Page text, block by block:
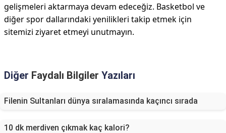
gelişmeleri aktarmaya devam edeceğiz. Basketbol ve
diğer spor dallarındaki yenilikleri takip etmek için
sitemizi ziyaret etmeyi unutmayın.
Diğer Faydalı Bilgiler Yazıları
Filenin Sultanları dünya sıralamasında kaçıncı sırada
10 dk merdiven çıkmak kaç kalori?